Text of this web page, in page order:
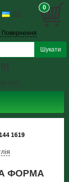
RU
0
Повернення
1619
ФОРМА